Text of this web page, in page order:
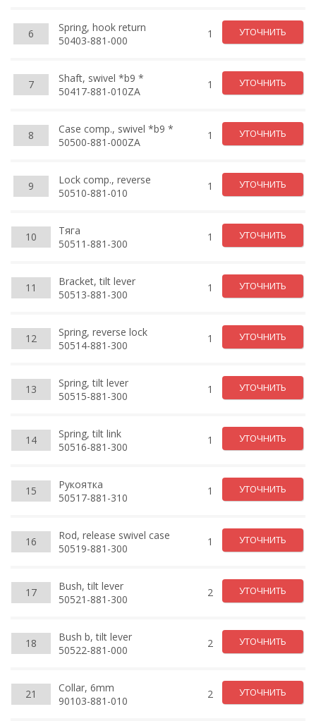
6
Spring, hook return
50403-881-000
1 УТОЧНИТЬ
7
Shaft, swivel *b9 *
50417-881-010ZA
1 УТОЧНИТЬ
8
Case comp., swivel *b9 *
50500-881-000ZA
1 УТОЧНИТЬ
9
Lock comp., reverse
50510-881-010
1 УТОЧНИТЬ
10
Тяга
50511-881-300
1 УТОЧНИТЬ
11
Bracket, tilt lever
50513-881-300
1 УТОЧНИТЬ
12
Spring, reverse lock
50514-881-300
1 УТОЧНИТЬ
13
Spring, tilt lever
50515-881-300
1 УТОЧНИТЬ
14
Spring, tilt link
50516-881-300
1 УТОЧНИТЬ
15
Рукоятка
50517-881-310
1 УТОЧНИТЬ
16
Rod, release swivel case
50519-881-300
1 УТОЧНИТЬ
17
Bush, tilt lever
50521-881-300
2 УТОЧНИТЬ
18
Bush b, tilt lever
50522-881-000
2 УТОЧНИТЬ
21
Collar, 6mm
90103-881-010
2 УТОЧНИТЬ